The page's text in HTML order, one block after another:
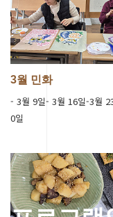
3월 민화
- 3월 9일- 3월 16일-3월
0일